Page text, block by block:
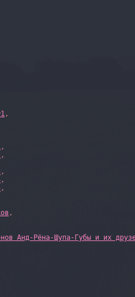
,
,
,
,
,
,
,
Анд-Рёна-Шупа-Губы и их